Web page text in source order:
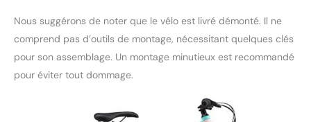
PUISSANT ET ÉLÉGANT :
rencontre le design
moderne de ce vélo,
vélo. Nous planifions,
Nous suggérons de noter que le vélo est livré démonté. Il ne
comprend pas d’outils de montage, nécessitant quelques clés
pour son assemblage. Un montage minutieux est recommandé
pour éviter tout dommage.